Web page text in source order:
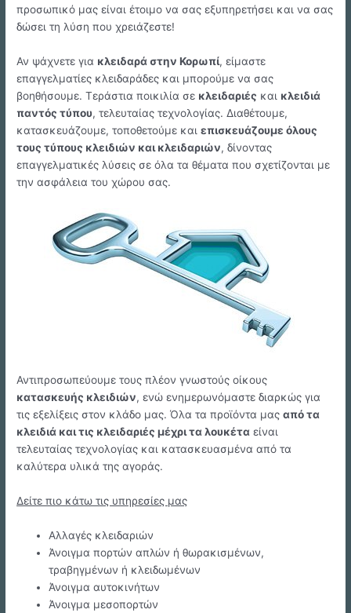
προσωπικό μας είναι έτοιμο να σας εξυπηρετήσει και να σας
δώσει τη λύση που χρειάζεστε!
Αν ψάχνετε για κλειδαρά στην Κορωπί, είμαστε
επαγγελματίες κλειδαράδες και μπορούμε να σας
βοηθήσουμε. Τεράστια ποικιλία σε κλειδαριές και κλειδιά
παντός τύπου, τελευταίας τεχνολογίας. Διαθέτουμε,
κατασκευάζουμε, τοποθετούμε καιεπισκευάζουμε όλους
τους τύπους κλειδιών και κλειδαριών, δίνοντας
επαγγελματικές λύσεις σε όλα τα θέματα που σχετίζονται με
την ασφάλεια του χώρου σας.
Αντιπροσωπεύουμε τους πλέον γνωστούς οίκους
κατασκευής κλειδιών, ενώ ενημερωνόμαστε διαρκώς για
τις εξελίξεις στον κλάδο μας. Όλα τα προϊόντα μαςαπό τα
κλειδιά και τις κλειδαριές μέχρι τα λουκέτα είναι
τελευταίας τεχνολογίας και κατασκευασμένα από τα
καλύτερα υλικά της αγοράς.
Δείτε πιο κάτω τις υπηρεσίες μας
Αλλαγές κλειδαριών
Άνοιγμα πορτών απλών ή θωρακισμένων,
τραβηγμένων ή κλειδωμένων
Άνοιγμα αυτοκινήτων
Άνοιγμα μεσοπορτών